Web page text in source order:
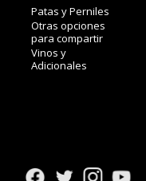
Patas y Perniles
Otras opciones
para compartir
Vinos y
Adicionales